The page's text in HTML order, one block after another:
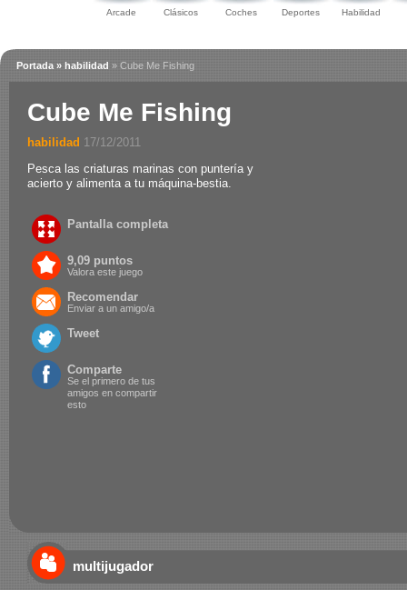
Arcade Clásicos Coches Deportes Habilidad
Portada » habilidad » Cube Me Fishing
Cube Me Fishing
habilidad 17/12/2011
Pesca las criaturas marinas con puntería y
acierto y alimenta a tu máquina-bestia.
Pantalla completa
9,09 puntos
Valora este juego
Recomendar
Enviar a un amigo/a
Tweet
Comparte
Se el primero de tus
amigos en compartir
esto
multijugador